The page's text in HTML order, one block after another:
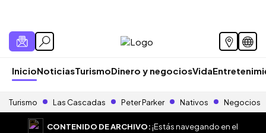
InicioNoticiasTurismoDinero y negociosVida
Turismo Las Cascadas Peter Parker Nativos Negocios
CONTENIDO DE ARCHIVO:¡Estás navegando en el